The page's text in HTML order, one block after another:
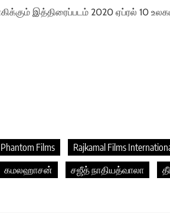
இத்திரைப்படம் 2020 ஏப்ரல் 10
Phantom Films
Rajkamal Films
கமலஹாசன் சஜீத் நாதியத்வாலா